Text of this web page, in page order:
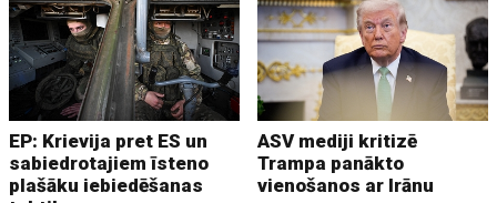
EP: Krievija pret ES un
sabiedrotajiem īsteno
plašāku iebiedēšanas
ASV mediji kritizē
Trampa panākto
vienošanos ar Irānu